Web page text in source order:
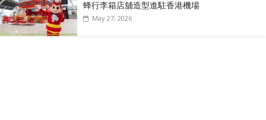
蜂行李箱店舖造型進駐香港機場
May 27, 2026